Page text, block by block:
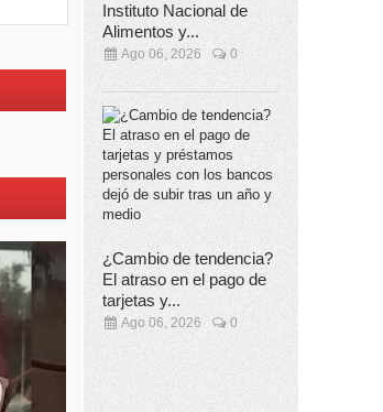
Instituto Nacional de
Alimentos y...
Ago 06, 2026 0
¿Cambio de tendencia?
El atraso en el pago de
tarjetas y...
Ago 06, 2026 0